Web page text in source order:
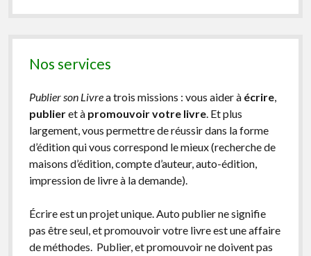
Nos services
Publier son Livrea trois missions : vous aider à écrire,
publieret à promouvoir votre livre. Et plus
largement, vous permettre de réussir dans la forme
d’édition qui vous correspond le mieux (recherche de
maisons d’édition, compte d’auteur, auto-édition,
impression de livre à la demande).
Écrire est un projet unique. Auto publier ne signifie
pas être seul, et promouvoir votre livre est une affaire
de méthodes. Publier, et promouvoir ne doivent pas